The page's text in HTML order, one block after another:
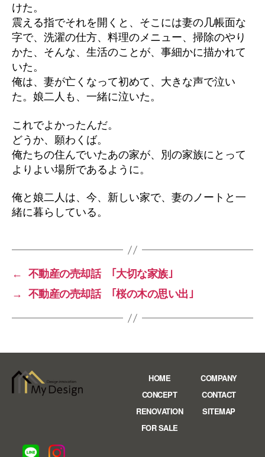
けた。
震える指でそれを開くと、そこには妻の几帳面な
字で、洗濯の仕方、料理のメニュー、掃除のやり
かた、そんな、生活のことが、事細かに描かれて
いた。
俺は、妻が亡くなって初めて、大きな声で泣い
た。娘二人も、一緒に泣いた。
これでよかったんだ。
どうか、願わくば。
俺たちの住んでいたあの家が、別の家族にとって
よりよい場所であるように。
俺と娘二人は、今、新しい家で、妻のノートと一
緒に暮らしている。
←
不動産の売却話 ｢大切な家族｣
→
不動産の売却話 ｢桜の木の思い出｣
HOME
CONCEPT
RENOVATION
FOR SALE
COMPANY
CONTACT
SITEMAP